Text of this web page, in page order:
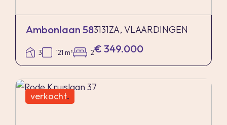
Ambonlaan 583131ZA, VLAARDINGEN
3 121 m² 2€ 349.000
verkocht.